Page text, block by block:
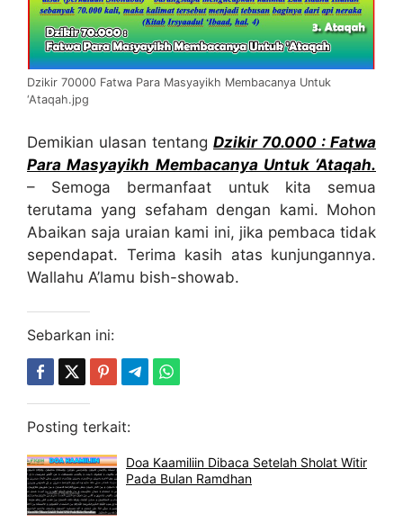
Dzikir 70000 Fatwa Para Masyayikh Membacanya Untuk
‘Ataqah.jpg
Demikian ulasan tentang Dzikir 70.000 : Fatwa
Para Masyayikh Membacanya Untuk ‘Ataqah.
– Semoga bermanfaat untuk kita semua
terutama yang sefaham dengan kami. Mohon
Abaikan saja uraian kami ini, jika pembaca tidak
sependapat. Terima kasih atas kunjungannya.
Wallahu A’lamu bish-showab.
Sebarkan ini:
Posting terkait:
Doa Kaamiliin Dibaca Setelah Sholat Witir
Pada Bulan Ramdhan